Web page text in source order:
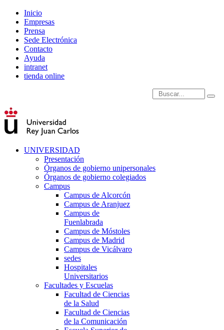
Inicio
Empresas
Prensa
Sede Electrónica
Contacto
Ayuda
intranet
tienda online
Introduce términos de
UNIVERSIDAD
Presentación
Órganos de gobierno unipersonales
Órganos de gobierno colegiados
Campus
Campus de Alcorcón
Campus de Aranjuez
Campus de
Fuenlabrada
Campus de Móstoles
Campus de Madrid
Campus de Vicálvaro
sedes
Hospitales
Universitarios
Facultades y Escuelas
Facultad de Ciencias
de la Salud
Facultad de Ciencias
de la Comunicación